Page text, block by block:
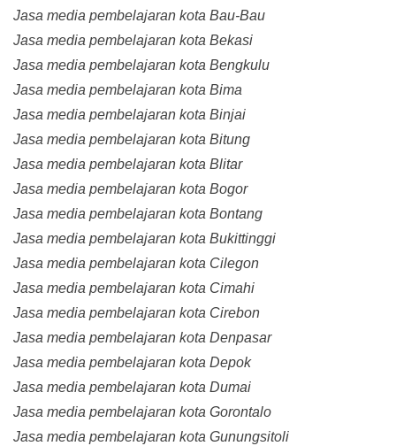
Jasa media pembelajaran kota Bau-Bau
Jasa media pembelajaran kota Bekasi
Jasa media pembelajaran kota Bengkulu
Jasa media pembelajaran kota Bima
Jasa media pembelajaran kota Binjai
Jasa media pembelajaran kota Bitung
Jasa media pembelajaran kota Blitar
Jasa media pembelajaran kota Bogor
Jasa media pembelajaran kota Bontang
Jasa media pembelajaran kota Bukittinggi
Jasa media pembelajaran kota Cilegon
Jasa media pembelajaran kota Cimahi
Jasa media pembelajaran kota Cirebon
Jasa media pembelajaran kota Denpasar
Jasa media pembelajaran kota Depok
Jasa media pembelajaran kota Dumai
Jasa media pembelajaran kota Gorontalo
Jasa media pembelajaran kota Gunungsitoli